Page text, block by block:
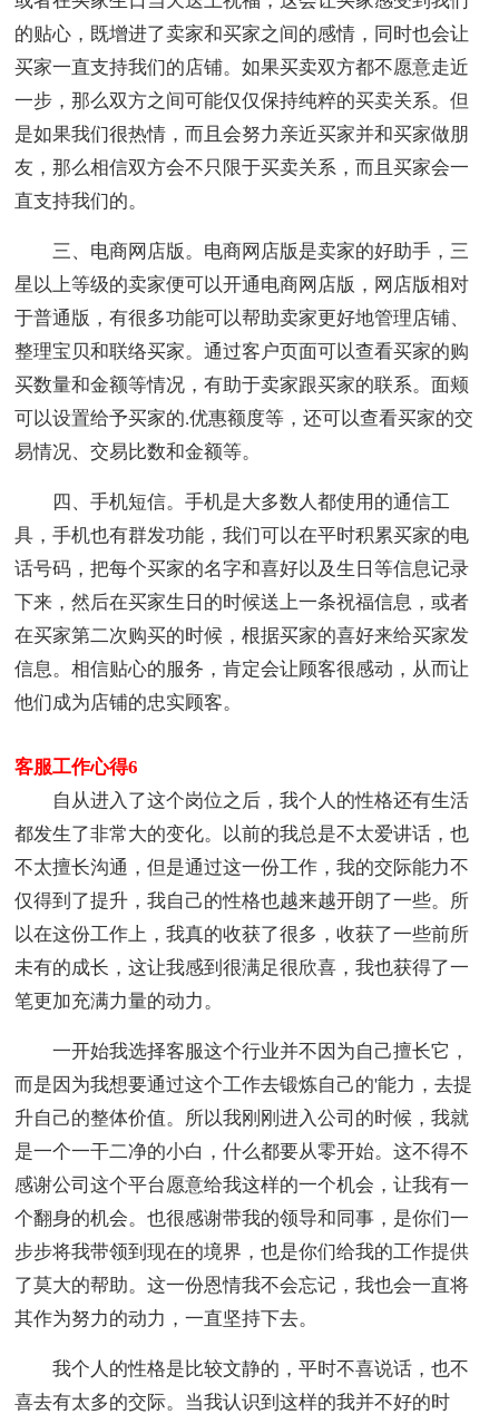
的贴心，既增进了卖家和买家之间的感情，同时也会让
买家一直支持我们的店铺。如果买卖双方都不愿意走近
一步，那么双方之间可能仅仅保持纯粹的买卖关系。但
是如果我们很热情，而且会努力亲近买家并和买家做朋
友，那么相信双方会不只限于买卖关系，而且买家会一
直支持我们的。
三、电商网店版。电商网店版是卖家的好助手，三
星以上等级的卖家便可以开通电商网店版，网店版相对
于普通版，有很多功能可以帮助卖家更好地管理店铺、
整理宝贝和联络买家。通过客户页面可以查看买家的购
买数量和金额等情况，有助于卖家跟买家的联系。面颊
可以设置给予买家的.优惠额度等，还可以查看买家的交
易情况、交易比数和金额等。
四、手机短信。手机是大多数人都使用的通信工
具，手机也有群发功能，我们可以在平时积累买家的电
话号码，把每个买家的名字和喜好以及生日等信息记录
下来，然后在买家生日的时候送上一条祝福信息，或者
在买家第二次购买的时候，根据买家的喜好来给买家发
信息。相信贴心的服务，肯定会让顾客很感动，从而让
他们成为店铺的忠实顾客。
客服工作心得6
自从进入了这个岗位之后，我个人的性格还有生活
都发生了非常大的变化。以前的我总是不太爱讲话，也
不太擅长沟通，但是通过这一份工作，我的交际能力不
仅得到了提升，我自己的性格也越来越开朗了一些。所
以在这份工作上，我真的收获了很多，收获了一些前所
未有的成长，这让我感到很满足很欣喜，我也获得了一
笔更加充满力量的动力。
一开始我选择客服这个行业并不因为自己擅长它，
而是因为我想要通过这个工作去锻炼自己的'能力，去提
升自己的整体价值。所以我刚刚进入公司的时候，我就
是一个一干二净的小白，什么都要从零开始。这不得不
感谢公司这个平台愿意给我这样的一个机会，让我有一
个翻身的机会。也很感谢带我的领导和同事，是你们一
步步将我带领到现在的境界，也是你们给我的工作提供
了莫大的帮助。这一份恩情我不会忘记，我也会一直将
其作为努力的动力，一直坚持下去。
我个人的性格是比较文静的，平时不喜说话，也不
喜去有太多的交际。当我认识到这样的我并不好的时